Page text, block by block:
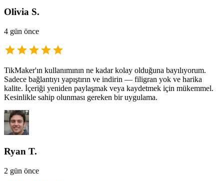
Olivia S.
4 gün önce
TikMaker'ın kullanımının ne kadar kolay olduğuna bayılıyorum.
Sadece bağlantıyı yapıştırın ve indirin — filigran yok ve harika
kalite. İçeriği yeniden paylaşmak veya kaydetmek için mükemmel.
Kesinlikle sahip olunması gereken bir uygulama.
Ryan T.
2 gün önce